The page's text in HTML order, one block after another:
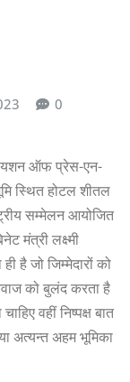
0
ऑफ प्रेस-एन-
स्थित होटल शीतल
सम्मेलन आयोजित
मंत्री लक्ष्मी
है जो जिम्मेदारों को
को बुलंद करता है
वहीं निष्पक्ष बात
अत्यन्त अहम भूमिका